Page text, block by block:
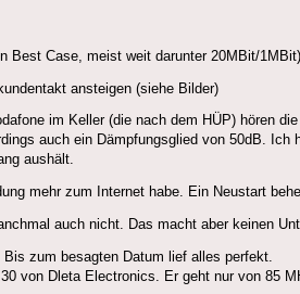
Best Case, meist weit darunter 20MBit/1MBit)
ansteigen (siehe Bilder)
im Keller (die nach dem HÜP) hören
auch ein Dämpfungsglied von 50dB. Ich
aushält.
mehr zum Internet habe. Ein Neustart
auch nicht. Das macht aber keinen
zum besagten Datum lief alles perfekt.
von Dleta Electronics. Er geht nur von 85